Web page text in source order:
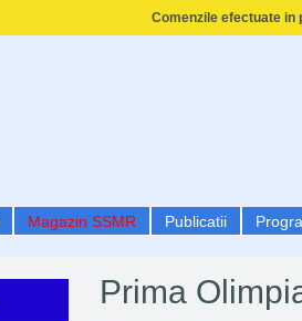
Comenzile efectuate in
Magazin SSMR Publicatii
Prima